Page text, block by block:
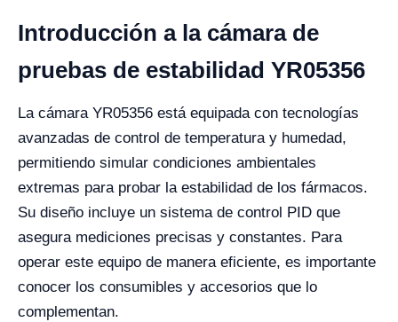
Introducción a la cámara de
pruebas de estabilidad YR05356
La cámara YR05356 está equipada con tecnologías
avanzadas de control de temperatura y humedad,
permitiendo simular condiciones ambientales
extremas para probar la estabilidad de los fármacos.
Su diseño incluye un sistema de control PID que
asegura mediciones precisas y constantes. Para
operar este equipo de manera eficiente, es importante
conocer los consumibles y accesorios que lo
complementan.